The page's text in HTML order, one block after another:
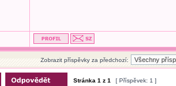
Zobrazit příspěvky za předchozí:
Stránka1 z1 [ Příspěvek: 1 ]